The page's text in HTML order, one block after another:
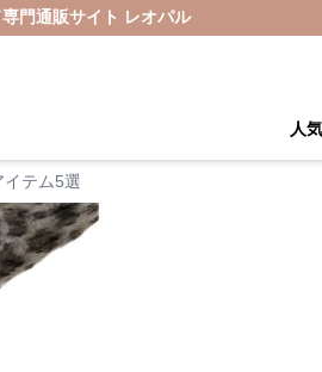
門通販サイト レオパル
人
テム5選